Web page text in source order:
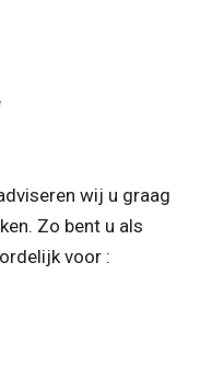
wij u graag
Zo bent u als
voor :